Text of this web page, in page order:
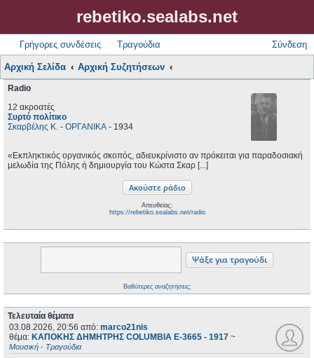
rebetiko.sealabs.net
Γρήγορες συνδέσεις Τραγούδια Σύνδεση
Αρχική Σελίδα Αρχική Συζητήσεων
Radio
12 ακροατές
Συρτό πολίτικο
Σκαρβέλης Κ. - ΟΡΓΑΝΙΚΑ - 1934
«Εκπληκτικός οργανικός σκοπός, αδιευκρίνιστο αν πρόκειται για παραδοσιακή
μελωδία της Πόλης ή δημιουργία του Κώστα Σκαρ [...]
Απευθείας:
https://rebetiko.sealabs.net/radio
Βαθύτερες αναζητήσεις;
Τελευταία θέματα
03.08.2026, 20:56 από: marco21nis
θέμα: ΚΑΠΟΚΗΣ ΔΗΜΗΤΡΗΣ COLUMBIA E-3665 - 1917 ~
Μουσική - Τραγούδια